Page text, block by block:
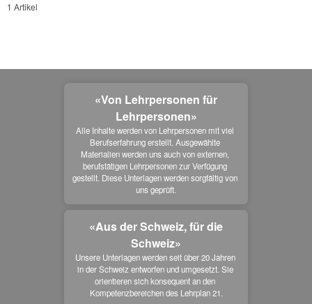
1 Artikel
«Von Lehrpersonen für
Lehrpersonen»
Alle Inhalte werden von Lehrpersonen mit viel
Berufserfahrung erstellt. Ausgewählte
Materialien werden uns auch von externen,
berufstätigen Lehrpersonen zur Verfügung
gestellt. Diese Unterlagen werden sorgfältig von
uns geprüft.
«Aus der Schweiz, für die
Schweiz»
Unsere Unterlagen werden seit über 20 Jahren
in der Schweiz entworfen und umgesetzt. Sie
orientieren sich konsequent an den
Kompetenzbereichen des Lehrplan 21.